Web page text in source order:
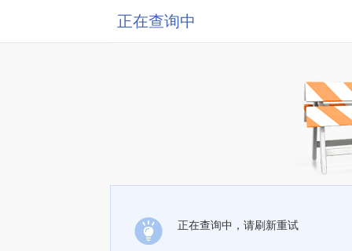
正在查询中
正在查询中，请刷新重试